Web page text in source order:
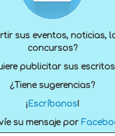
sus eventos, noticias,
concursos?
publicitar sus
¿Tiene sugerencias?
¡ Escríbanos!
su mensaje por